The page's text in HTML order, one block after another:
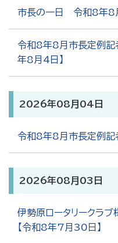
市長の一日 令和8年8
令和8年8月市長定例記
年8月4日】
2026年08月04日
令和8年8月市長定例記
2026年08月03日
伊勢原ロータリークラ
【令和8年7月30日】